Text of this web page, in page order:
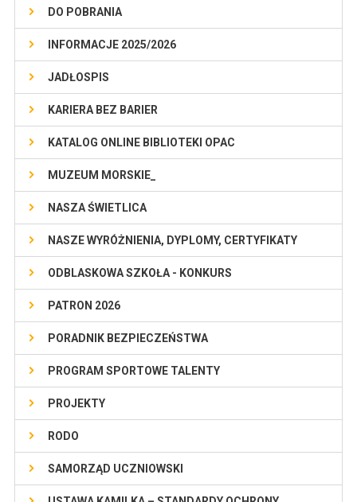
DO POBRANIA
INFORMACJE 2025/2026
JADŁOSPIS
KARIERA BEZ BARIER
KATALOG ONLINE BIBLIOTEKI OPAC
MUZEUM MORSKIE_
NASZA ŚWIETLICA
NASZE WYRÓŻNIENIA, DYPLOMY, CERTYFIKATY
ODBLASKOWA SZKOŁA - KONKURS
PATRON 2026
PORADNIK BEZPIECZEŃSTWA
PROGRAM SPORTOWE TALENTY
PROJEKTY
RODO
SAMORZĄD UCZNIOWSKI